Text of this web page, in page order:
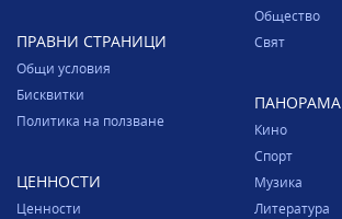
ПРАВНИ СТРАНИЦИ
Общи условия
Бисквитки
Политика на ползване
ЦЕННОСТИ
Ценности
Общество
Свят
ПАНОРАМА
Кино
Спорт
Музика
Литература